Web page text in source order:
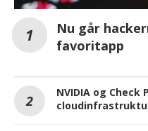
Nu går
favoritapp
NVIDIA og Check